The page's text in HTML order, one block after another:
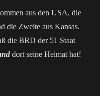
aus den USA, die
die Zweite aus Kansas.
die BRD der 51 Staat
dort seine Heimat hat!